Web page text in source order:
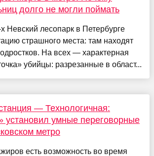
долго не могли поймать
Невский лесопарк в Петербурге
страшного места: там находят
На всех — характерная
убийцы: разрезанные в област...
— Технологичная:
установил умные переговорные
метро
есть возможность во время